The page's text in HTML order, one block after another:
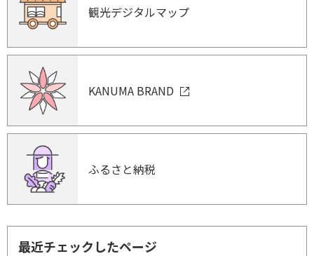
観光デジタルマップ
KANUMA BRAND
ふるさと納税
最近チェックしたページ